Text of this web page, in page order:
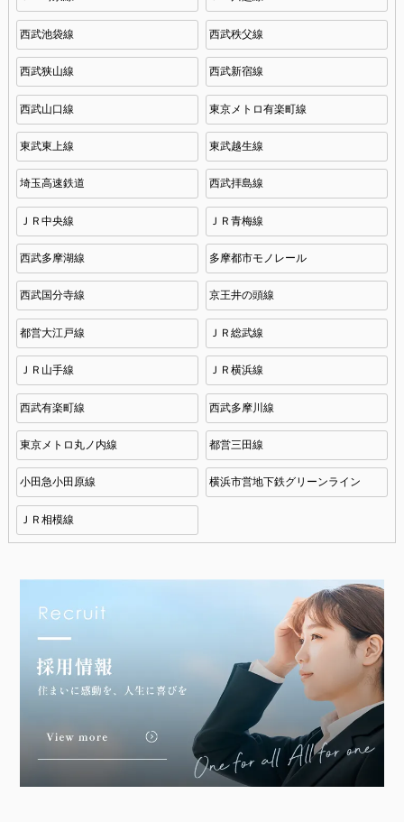
西武池袋線 西武秩父線
西武狭山線 西武新宿線
西武山口線 東京メトロ有楽町線
東武東上線 東武越生線
埼玉高速鉄道 西武拝島線
ＪＲ中央線 ＪＲ青梅線
西武多摩湖線 多摩都市モノレール
西武国分寺線 京王井の頭線
都営大江戸線 ＪＲ総武線
ＪＲ山手線 ＪＲ横浜線
西武有楽町線 西武多摩川線
東京メトロ丸ノ内線 都営三田線
小田急小田原線 横浜市営地下鉄グリーンライン
ＪＲ相模線